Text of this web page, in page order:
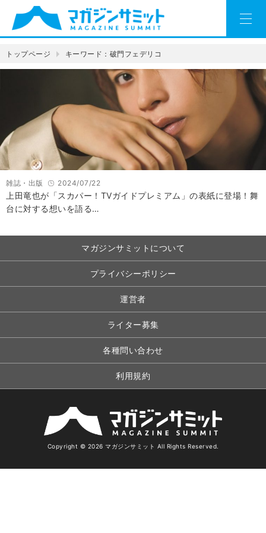
トップページ キーワード：破門フェデリコ
雑誌・出版 2024/07/22
上田竜也が「スカパー！TVガイドプレミアム」の表紙に登場！舞
台に対する想いを語る…
マガジンサミットについて
プライバシーポリシー
運営者
ライター募集
各種問い合わせ
利用規約
Copyright © 2026 マガジンサミット All Rights Reserved.